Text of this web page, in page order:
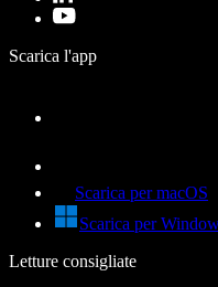
Scarica l'app
Scarica per macOS
Scarica per
Letture consigliate